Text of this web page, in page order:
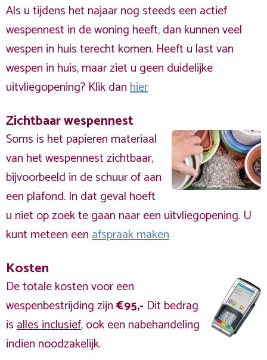
Als u tijdens het najaar nog steeds een actief
wespennest in de woning heeft, dan kunnen veel
wespen in huis terecht komen. Heeft u last van
wespen in huis, maar ziet u geen duidelijke
uitvliegopening? Klik danhier
Zichtbaar wespennest
Soms is het papieren materiaal
van het wespennest zichtbaar,
bijvoorbeeld in de schuur of aan
een plafond. In dat geval hoeft
u niet op zoek te gaan naar een uitvliegopening. U
kunt meteen eenafspraak maken
Kosten
De totale kosten voor een
wespenbestrijding zijn€95,- Dit bedrag
isalles inclusief, ook een nabehandeling
indien noodzakelijk.